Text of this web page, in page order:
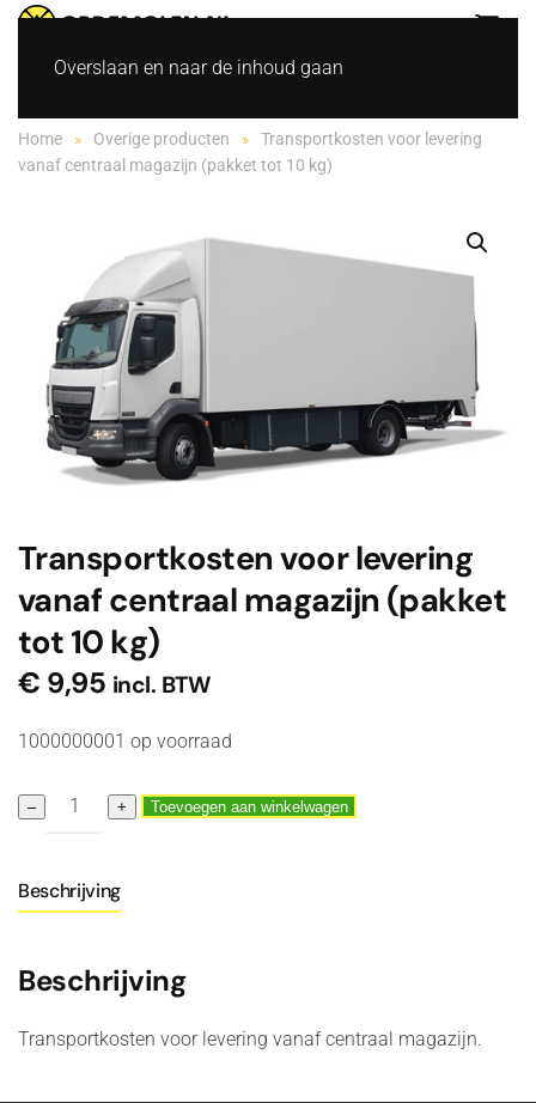
Overslaan en naar de inhoud gaan
Home Overige producten
Transportkosten voor levering
vanaf centraal magazijn (pakket tot 10 kg)
Transportkosten voor levering
vanaf centraal magazijn (pakket
tot 10 kg)
€ 9,95 incl. BTW
1000000001 op voorraad
–
Transportkosten
voor
vanaf
centraal
(pakket
10
+ Toevoegen aan winkelwagen
Beschrijving
Beschrijving
Transportkosten voor levering vanaf centraal magazijn.